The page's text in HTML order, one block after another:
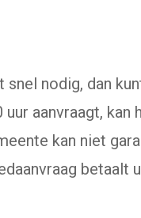
nodig, dan
aanvraagt,
kan niet
betaalt